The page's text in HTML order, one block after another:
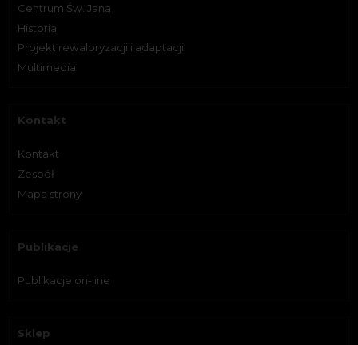
Centrum Św. Jana
Historia
Projekt rewaloryzacji i adaptacji
Multimedia
Kontakt
Kontakt
Zespół
Mapa strony
Publikacje
Publikacje on-line
Sklep